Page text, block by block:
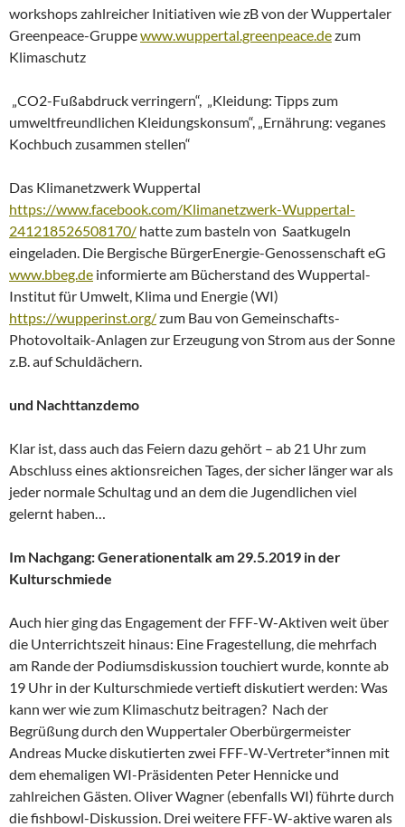
workshops zahlreicher Initiativen wie zB von der Wuppertaler
Greenpeace-Gruppewww.wuppertal.greenpeace.dezum
Klimaschutz
„CO2-Fußabdruck verringern“, „Kleidung: Tipps zum
umweltfreundlichen Kleidungskonsum“, „Ernährung: veganes
Kochbuch zusammen stellen“
Das Klimanetzwerk Wuppertal
https://www.facebook.com/Klimanetzwerk-Wuppertal-
241218526508170/ hatte zum basteln von Saatkugeln
eingeladen. Die Bergische BürgerEnergie-Genossenschaft eG
www.bbeg.de informierte am Bücherstand des Wuppertal-
Institut für Umwelt, Klima und Energie (WI)
https://wupperinst.org/zum Bau von Gemeinschafts-
Photovoltaik-Anlagen zur Erzeugung von Strom aus der Sonne
z.B. auf Schuldächern.
und Nachttanzdemo
Klar ist, dass auch das Feiern dazu gehört – ab 21 Uhr zum
Abschluss eines aktionsreichen Tages, der sicher länger war als
jeder normale Schultag und an dem die Jugendlichen viel
gelernt haben…
Im Nachgang: Generationentalk am 29.5.2019 in der
Kulturschmiede
Auch hier ging das Engagement der FFF-W-Aktiven weit über
die Unterrichtszeit hinaus: Eine Fragestellung, die mehrfach
am Rande der Podiumsdiskussion touchiert wurde, konnte ab
19 Uhr in der Kulturschmiede vertieft diskutiert werden: Was
kann wer wie zum Klimaschutz beitragen? Nach der
Begrüßung durch den Wuppertaler Oberbürgermeister
Andreas Mucke diskutierten zwei FFF-W-Vertreter*innen mit
dem ehemaligen WI-Präsidenten Peter Hennicke und
zahlreichen Gästen. Oliver Wagner (ebenfalls WI) führte durch
die fishbowl-Diskussion. Drei weitere FFF-W-aktive waren als